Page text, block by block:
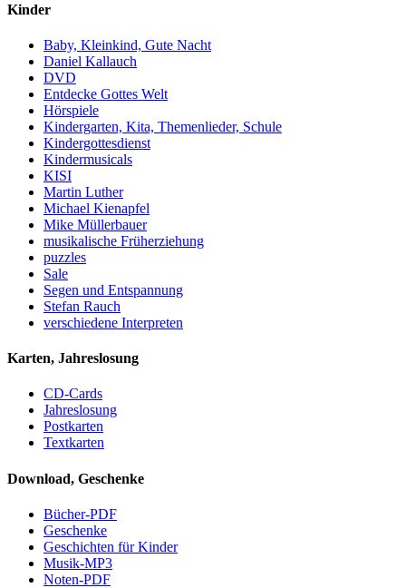
Kinder
Baby, Kleinkind, Gute Nacht
Daniel Kallauch
DVD
Entdecke Gottes Welt
Hörspiele
Kindergarten, Kita, Themenlieder, Schule
Kindergottesdienst
Kindermusicals
KISI
Martin Luther
Michael Kienapfel
Mike Müllerbauer
musikalische Früherziehung
puzzles
Sale
Segen und Entspannung
Stefan Rauch
verschiedene Interpreten
Karten, Jahreslosung
CD-Cards
Jahreslosung
Postkarten
Textkarten
Download, Geschenke
Bücher-PDF
Geschenke
Geschichten für Kinder
Musik-MP3
Noten-PDF